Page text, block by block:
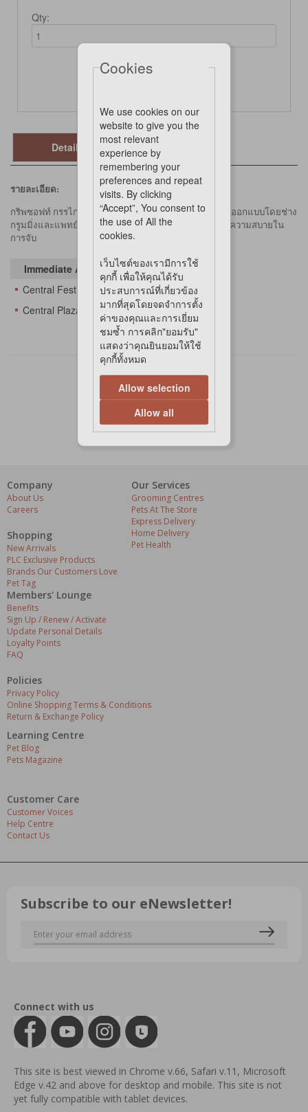
Qty:
Details
รายละเอียด:
กริพซอฟท์ กรรไกรตัดเล็บ ดีลักซ์ กลาง ดีไซน์สวยทันสมัย ออกแบบโดยช่าง
กรูมมิ่งและแพทย์ผู้เชี่ยวชาญสรีระของมือมนุษย์ มุ่งเน้นที่ความสบายใน
การจับ
Immediate Availability At
Central Festival Eastville
Central Plaza Changwattana
Company
About Us
Careers
Shopping
New Arrivals
PLC Exclusive Products
Brands Our Customers Love
Pet Tag
Our Services
Grooming Centres
Pets At The Store
Express Delivery
Home Delivery
Pet Health
Members' Lounge
Benefits
Sign Up / Renew / Activate
Update Personal Details
Loyalty Points
FAQ
Policies
Privacy Policy
Online Shopping Terms & Conditions
Return & Exchange Policy
Learning Centre
Pet Blog
Pets Magazine
Customer Care
Customer Voices
Help Centre
Contact Us
Subscribe to our eNewsletter!
Connect with us
This site is best viewed in Chrome v.66, Safari v.11, Microsoft
Edge v.42 and above for desktop and mobile. This site is not
yet fully compatible with tablet devices.
Cookies
We use cookies on our
website to give you the
most relevant
experience by
remembering your
preferences and repeat
visits. By clicking
“Accept”, You consent to
the use of All the
cookies.
เว็บไซต์ของเรามีการใช้
คุกกี้ เพื่อให้คุณได้รับ
ประสบการณ์ที่เกี่ยวข้อง
มากที่สุดโดยจดจำการตั้ง
ค่าของคุณและการเยี่ยม
ชมซ้ำ การคลิก"ยอมรับ"
แสดงว่าคุณยินยอมให้ใช้
คุกกี้ทั้งหมด
Allow selection
Allow all